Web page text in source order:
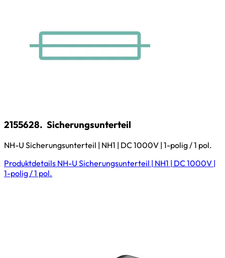
2155628. Sicherungsunterteil
NH-U Sicherungsunterteil | NH1 | DC 1000V | 1-polig / 1 pol.
Produktdetails NH-U Sicherungsunterteil | NH1 | DC 1000V |
1-polig / 1 pol.